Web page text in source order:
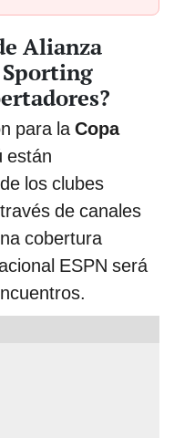
Alianza
para laCopa
están
los clubes
de canales
cobertura
ESPN será